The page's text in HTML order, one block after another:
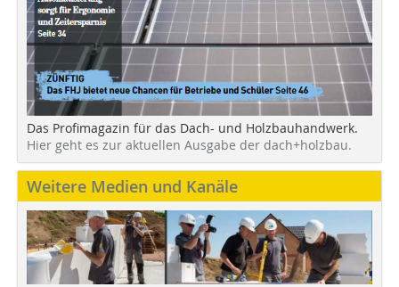
Das Profimagazin für das Dach- und Holzbauhandwerk.
Hier geht es zur aktuellen Ausgabe der dach+holzbau.
Weitere Medien und Kanäle